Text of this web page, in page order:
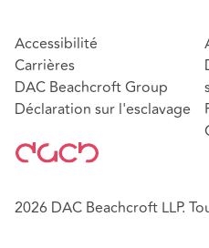
Accessibilité
Carrières
DAC Beachcroft Group
Déclaration sur l'esclavage
2026 DAC Beachcroft LLP.